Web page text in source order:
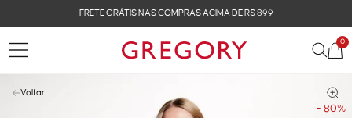
FRETE GRÁTIS NAS COMPRAS ACIMA DE R$ 899
0
- 80%
Voltar